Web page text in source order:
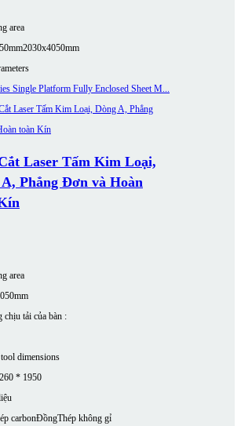
area
2030x4050mm
Laser Tấm Kim Loại,
Phẳng Đơn và Hoàn
area
chịu tải của bàn :
dimensions
* 1950
carbonĐồngThép không gỉ